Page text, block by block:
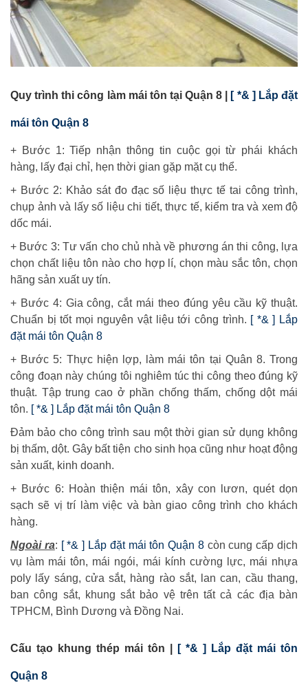
Quy trình thi công làm mái tôn tại Quận 8 | [ *& ] Lắp đặt
mái tôn Quận 8
+ Bước 1: Tiếp nhận thông tin cuộc gọi từ phái khách
hàng, lấy đại chỉ, hẹn thời gian gặp mặt cụ thể.
+ Bước 2: Khảo sát đo đạc số liệu thực tế tai công trình,
chụp ảnh và lấy số liệu chi tiết, thực tế, kiểm tra và xem độ
dốc mái.
+ Bước 3: Tư vấn cho chủ nhà về phương án thi công, lựa
chọn chất liệu tôn nào cho hợp lí, chọn màu sắc tôn, chọn
hãng sản xuất uy tín.
+ Bước 4: Gia công, cắt mái theo đúng yêu cầu kỹ thuật.
Chuẩn bị tốt mọi nguyên vật liệu tới công trình. [ *& ] Lắp
đặt mái tôn Quận 8
+ Bước 5: Thực hiện lợp, làm mái tôn tại Quân 8. Trong
công đoạn này chúng tôi nghiêm túc thi công theo đúng kỹ
thuật. Tập trung cao ở phần chống thấm, chống dột mái
tôn. [ *& ] Lắp đặt mái tôn Quận 8
Đảm bảo cho công trình sau một thời gian sử dụng không
bị thấm, dột. Gây bất tiện cho sinh họa cũng như hoạt động
sản xuất, kinh doanh.
+ Bước 6: Hoàn thiện mái tôn, xây con lươn, quét dọn
sạch sẽ vị trí làm việc và bàn giao công trình cho khách
hàng.
Ngoài ra: [ *& ] Lắp đặt mái tôn Quận 8còn cung cấp dịch
vụ làm mái tôn, mái ngói, mái kính cường lực, mái nhựa
poly lấy sáng, cửa sắt, hàng rào sắt, lan can, cầu thang,
ban công sắt, khung sắt bảo vệ trên tất cả các địa bàn
TPHCM, Bình Dương và Đồng Nai.
Cấu tạo khung thép mái tôn | [ *& ] Lắp đặt mái tôn
Quận 8